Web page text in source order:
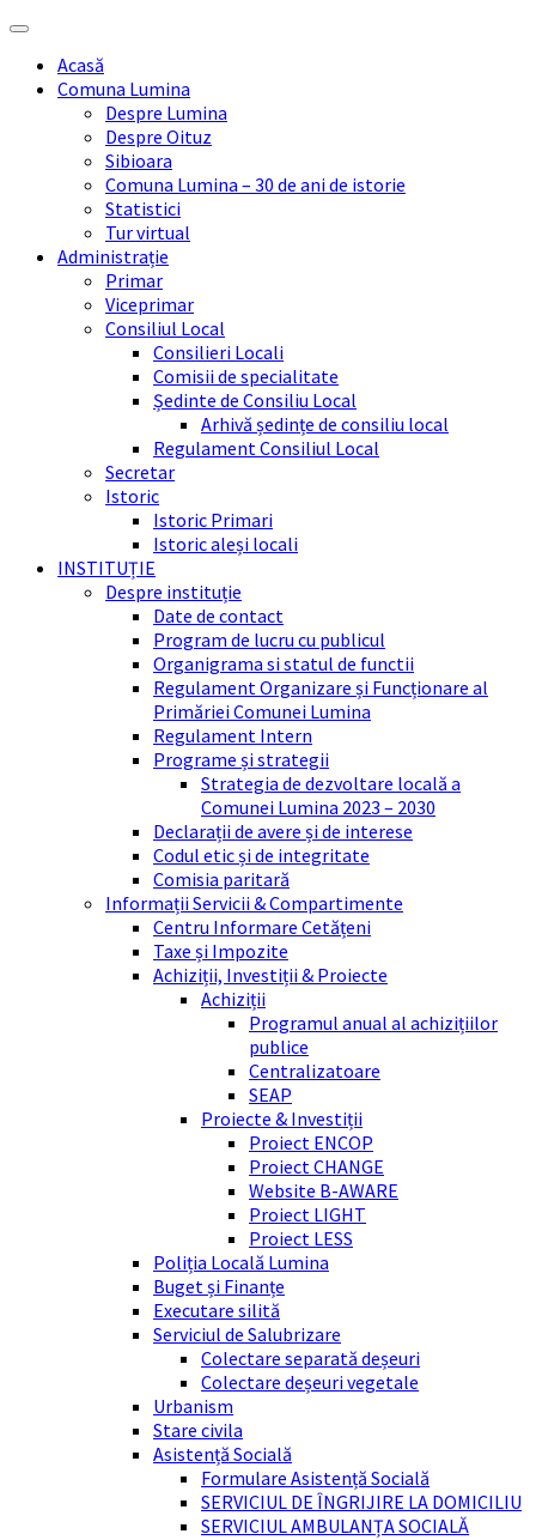
Skip
content
Skip
sidebar
Skip
right
sidebar
Skip
footerAcasă
Comuna Lumina
Despre Lumina
Despre Oituz
Sibioara
Comuna Lumina – 30 de ani de istorie
Statistici
Tur virtual
Administrație
Primar
Viceprimar
Consiliul Local
Consilieri Locali
Comisii de specialitate
Ședinte de Consiliu Local
Arhivă ședințe de consiliu local
Regulament Consiliul Local
Secretar
Istoric
Istoric Primari
Istoric aleși locali
INSTITUȚIE
Despre instituție
Date de contact
Program de lucru cu publicul
Organigrama si statul de functii
Regulament Organizare și Funcționare al
Primăriei Comunei Lumina
Regulament Intern
Programe și strategii
Strategia de dezvoltare locală a
Comunei Lumina 2023 – 2030
Declarații de avere și de interese
Codul etic și de integritate
Comisia paritară
Informații Servicii & Compartimente
Centru Informare Cetățeni
Taxe și Impozite
Achiziții, Investiții & Proiecte
Achiziții
Programul anual al achizițiilor
publice
Centralizatoare
SEAP
Proiecte & Investiții
Proiect ENCOP
Proiect CHANGE
Website B-AWARE
Proiect LIGHT
Proiect LESS
Poliția Locală Lumina
Buget și Finanțe
Executare silită
Serviciul de Salubrizare
Colectare separată deșeuri
Colectare deșeuri vegetale
Urbanism
Stare civila
Asistență Socială
Formulare Asistență Socială
SERVICIUL DE ÎNGRIJIRE LA DOMICILIU
SERVICIUL AMBULANȚA SOCIALĂ